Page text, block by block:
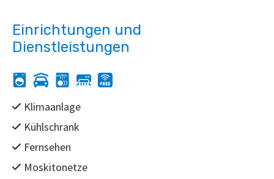
Einrichtungen und
Dienstleistungen
Klimaanlage
Kühlschrank
Fernsehen
Moskitonetze